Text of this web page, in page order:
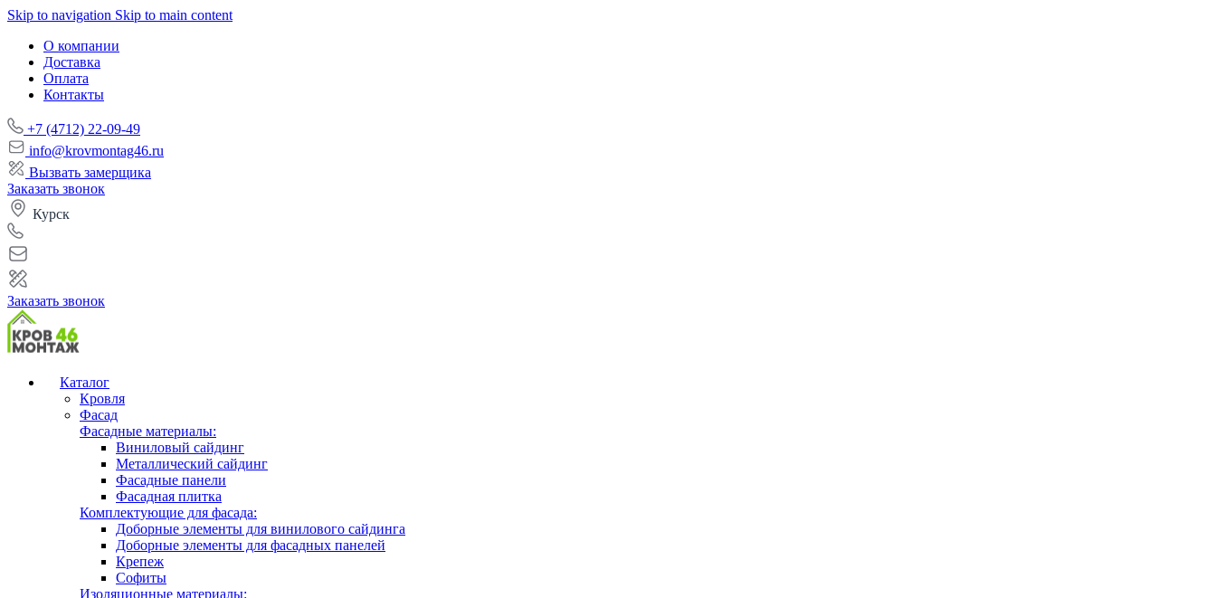
Skip to navigation Skip to main content
О компании
Доставка
Оплата
Контакты
+7 (4712) 22-09-49
info@krovmontag46.ru
Вызвать замерщика
Заказать звонок
Курск
Заказать звонок
Каталог
Кровля
Фасад
Фасадные материалы:
Виниловый сайдинг
Металлический сайдинг
Фасадные панели
Фасадная плитка
Комплектующие для фасада:
Доборные элементы для винилового сайдинга
Доборные элементы для фасадных панелей
Крепеж
Софиты
Изоляционные материалы: